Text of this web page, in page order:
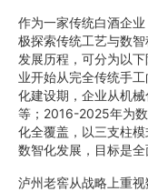
作为一家传统白酒企
极探索传统工艺与数
发展历程，可分为以
业开始从完全传统手
化建设期，企业从机
等；2016-2025年为
化全覆盖，以三支柱
数智化发展，目标是全
泸州老窖从战略上重